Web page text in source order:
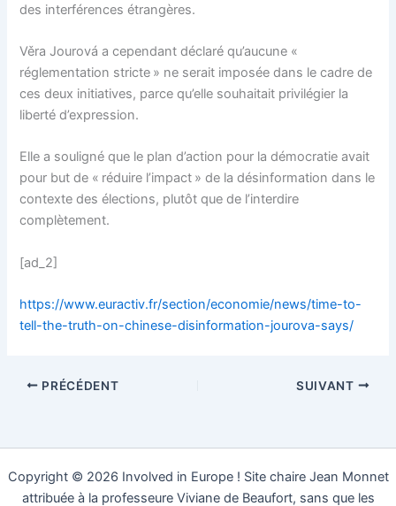
des interférences étrangères.
Věra Jourová a cependant déclaré qu’aucune «
réglementation stricte » ne serait imposée dans le cadre de
ces deux initiatives, parce qu’elle souhaitait privilégier la
liberté d’expression.
Elle a souligné que le plan d’action pour la démocratie avait
pour but de « réduire l’impact » de la désinformation dans le
contexte des élections, plutôt que de l’interdire
complètement.
[ad_2]
https://www.euractiv.fr/section/economie/news/time-to-
tell-the-truth-on-chinese-disinformation-jourova-says/
PRÉCÉDENT SUIVANT
Copyright © 2026 Involved in Europe ! Site chaire Jean Monnet
attribuée à la professeure Viviane de Beaufort, sans que les